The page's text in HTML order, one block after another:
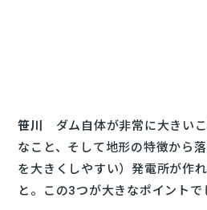
笹川
ダム自体が非常に大きい
なこと、そして地形の特徴から
を大きくしやすい）発電所が作
と。この3つが大きなポイントで